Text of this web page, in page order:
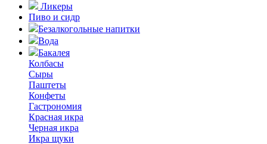
Ликеры
Пиво и сидр
Безалкогольные напитки
Вода
Бакалея
Колбасы
Сыры
Паштеты
Конфеты
Гастрономия
Красная икра
Черная икра
Икра щуки